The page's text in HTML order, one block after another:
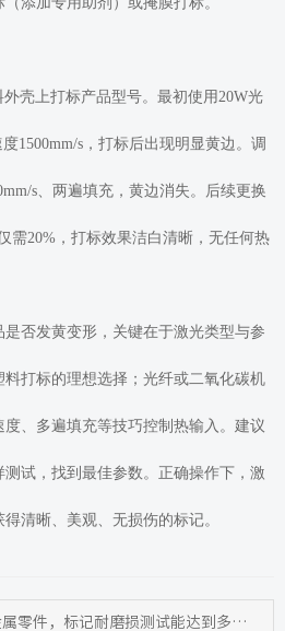
壳上打标产品型号。最初使用20W光
度1500mm/s，打标后出现明显黄边。调
s、两遍填充，黄边消失。后续更换
需20%，打标效果洁白清晰，无任何热
是否发黄变形，关键在于激光类型与参
打标的理想选择；光纤或二氧化碳机
、多遍填充等技巧控制热输入。建议
试，找到最佳参数。正确操作下，激
清晰、美观、无损伤的标记。
上一篇 : 激光打标机打码金属零件，标记耐磨损测试能达到多少次